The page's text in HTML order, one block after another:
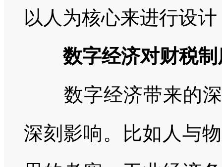
以人为核心来进行设
数字经济对财税
数字经济带来的深
深刻影响。比如人与